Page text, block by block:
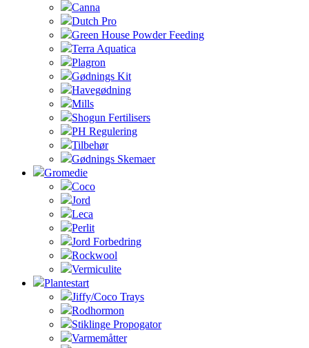
Canna
Dutch Pro
Green House Powder Feeding
Terra Aquatica
Plagron
Gødnings Kit
Havegødning
Mills
Shogun Fertilisers
PH Regulering
Tilbehør
Gødnings Skemaer
Gromedie
Coco
Jord
Leca
Perlit
Jord Forbedring
Rockwool
Vermiculite
Plantestart
Jiffy/Coco Trays
Rodhormon
Stiklinge Propogator
Varmemåtter